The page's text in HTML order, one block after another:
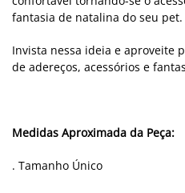
fantasia de natalina do seu pet.
Invista nessa ideia e aproveite
de adereços, acessórios e
Medidas Aproximada da Peça:
. Tamanho Único